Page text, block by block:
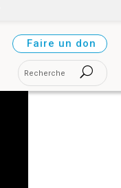
Faire un don